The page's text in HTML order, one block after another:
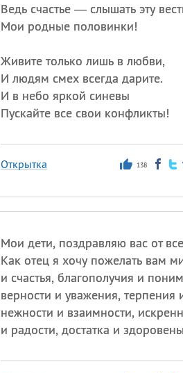
Ведь счастье — слышать эту
Мои родные половинки!
Живите только лишь в любви,
И людям смех всегда дарите.
И в небо яркой синевы
Пускайте все свои конфликты!
Открытка 138
Мои дети, поздравляю вас от
Как отец я хочу пожелать вам
и счастья, благополучия и
верности и уважения, терпения
нежности и взаимности,
и радости, достатка и